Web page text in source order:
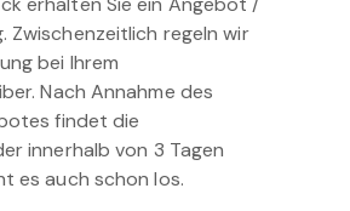
Zwischenzeitlich regeln wir
bei Ihrem
Nach Annahme des
findet die
innerhalb von 3 Tagen
es auch schon los.